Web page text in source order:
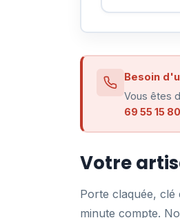
Besoin
Vous êtes
69 55 15 80
Votre
Porte claquée, clé
minute compte.